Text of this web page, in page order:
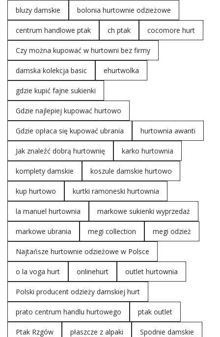
postarzany charakter. Tkanina nabiera
indywidualnego charakteru, a z czasem, w miarę
noszenia, może rozwijać subtelne „pęknięcia”,
tworząc unikalne wzory. Takie najnowsze trendy ze
świata mody w swojej kolekcji ma każda
hurtownia
Dodatkowa Warstwa Ochronna:
tylko nadaje spodniom specyficzny wygląd, ale
także pełni funkcję ochronną. Warstwa wosku
…
bluzy damskie bolonia hurtownie odzieżowe
centrum handlowe ptak ch ptak cocomore hurt
Czy można kupować w hurtowni bez firmy
damska kolekcja basic ehurtwolka
gdzie kupić fajne sukienki
Gdzie najlepiej kupować hurtowo
Gdzie opłaca się kupować ubrania hurtownia awanti
Jak znaleźć dobrą hurtownię karko hurtownia
komplety damskie koszule damskie hurtowo
kup hurtowo kurtki ramoneski hurtownia
la manuel hurtownia markowe sukienki wyprzedaż
markowe ubrania megi collection megi odzież
Najtańsze hurtownie odzieżowe w Polsce
o la voga hurt onlinehurt outlet hurtownia
Polski producent odzieży damskiej hurt
prato centrum handlu hurtowego ptak outlet
Ptak Rzgów płaszcze z alpaki Spodnie damskie